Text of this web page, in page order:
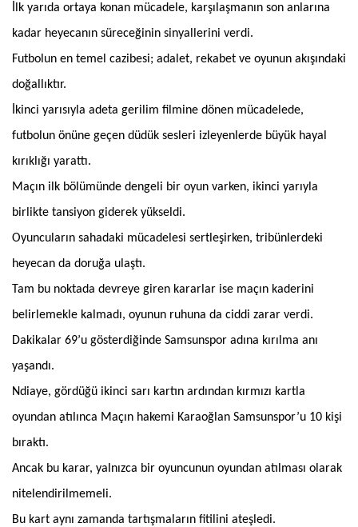
İlk yarıda ortaya konan mücadele, karşılaşmanın son anlarına
kadar heyecanın süreceğinin sinyallerini verdi.
Futbolun en temel cazibesi; adalet, rekabet ve oyunun akışındaki
doğallıktır.
İkinci yarısıyla adeta gerilim filmine dönen mücadelede,
futbolun önüne geçen düdük sesleri izleyenlerde büyük hayal
kırıklığı yarattı.
Maçın ilk bölümünde dengeli bir oyun varken, ikinci yarıyla
birlikte tansiyon giderek yükseldi.
Oyuncuların sahadaki mücadelesi sertleşirken, tribünlerdeki
heyecan da doruğa ulaştı.
Tam bu noktada devreye giren kararlar ise maçın kaderini
belirlemekle kalmadı, oyunun ruhuna da ciddi zarar verdi.
Dakikalar 69’u gösterdiğinde Samsunspor adına kırılma anı
yaşandı.
Ndiaye, gördüğü ikinci sarı kartın ardından kırmızı kartla
oyundan atılınca Maçın hakemi Karaoğlan Samsunspor’u 10 kişi
bıraktı.
Ancak bu karar, yalnızca bir oyuncunun oyundan atılması olarak
nitelendirilmemeli.
Bu kart aynı zamanda tartışmaların fitilini ateşledi.